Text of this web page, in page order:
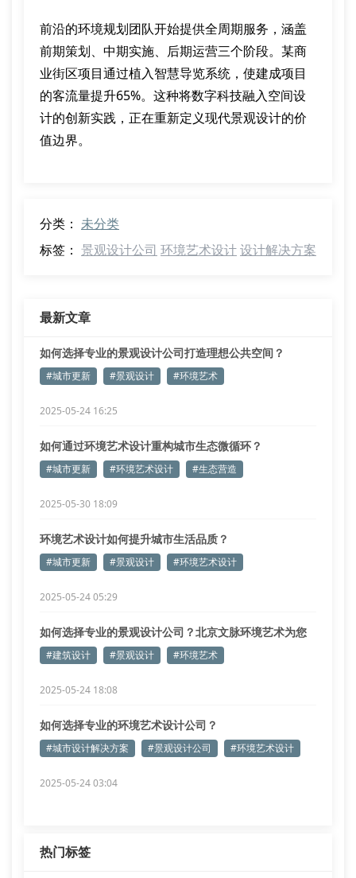
前沿的环境规划团队开始提供全周期服务，涵盖
前期策划、中期实施、后期运营三个阶段。某商
业街区项目通过植入智慧导览系统，使建成项目
的客流量提升65%。这种将数字科技融入空间设
计的创新实践，正在重新定义现代景观设计的价
值边界。
分类： 未分类
标签： 景观设计公司 环境艺术设计设计解决方案
最新文章
如何选择专业的景观设计公司打造理想公共空间？
#城市更新 #景观设计 #环境艺术
2025-05-24 16:25
如何通过环境艺术设计重构城市生态微循环？
#城市更新 #环境艺术设计 #生态营造
2025-05-30 18:09
环境艺术设计如何提升城市生活品质？
#城市更新 #景观设计 #环境艺术设计
2025-05-24 05:29
如何选择专业的景观设计公司？北京文脉环境艺术为您
解析
#建筑设计 #景观设计 #环境艺术
2025-05-24 18:08
如何选择专业的环境艺术设计公司？
#城市设计解决方案 #景观设计公司 #环境艺术设计
2025-05-24 03:04
热门标签